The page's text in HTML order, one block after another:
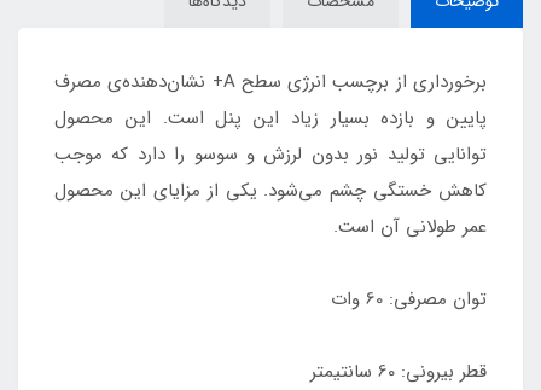
برخورداری از برچسب انرژی سطح A+ نشان‌دهنده‌ی مصرف
پایین و بازده بسیار زیاد این پنل است. این محصول
توانایی تولید نور بدون لرزش و سوسو را دارد که موجب
کاهش خستگی چشم می‌شود. یکی از مزایای این محصول
عمر طولانی آن است.
توان مصرفی: 60 وات
قطر بیرونی: 60 سانتیمتر